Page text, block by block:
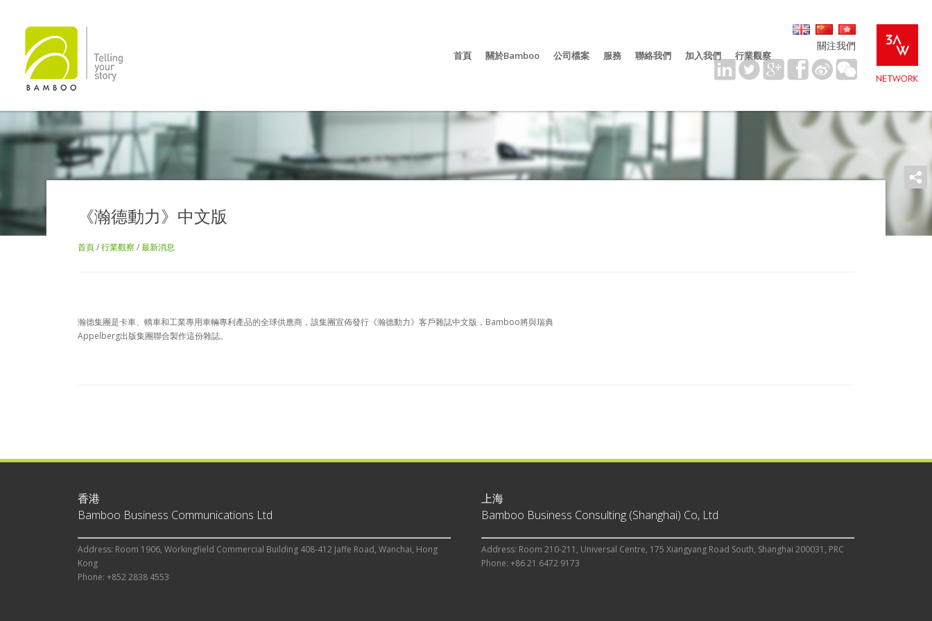
首頁 關於Bamboo 公司檔案 服務 聯絡我們 加入我們 行業觀察
關注我們
《瀚德動力》中文版
首頁/行業觀察 /最新消息
瀚德集團是卡車、轎車和工業專用車輛專利產品的全球供應商，該集團宣佈發行《瀚德動力》客戶雜誌中文版，Bamboo將與瑞典
Appelberg出版集團聯合製作這份雜誌。
香港
Bamboo Business Communications Ltd
Address: Room 1906, Workingfield Commercial Building 408-412 Jaffe Road, Wanchai, Hong
Kong
Phone: +852 2838 4553
上海
Bamboo Business Consulting (Shanghai) Co, Ltd
Address: Room 210-211, Universal Centre, 175 Xiangyang Road South, Shanghai 200031, PRC
Phone: +86 21 6472 9173